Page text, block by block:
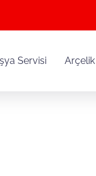
Servisi Arçelik